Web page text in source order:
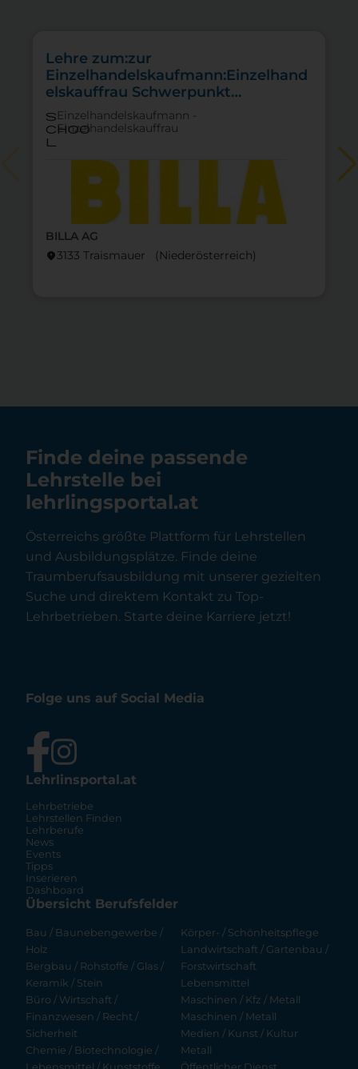
BILLA AG
location_on3133 Traismauer (Nieder­österreich)
Lehre zum:zur
Einzelhandelskaufmann:Einzelhand
elskauffrau Schwerpunkt
Feinkostfachverkauf
s
choo
l
Einzelhandelskaufmann -
Einzelhandelskauffrau
Finde deine passende
Lehrstelle bei
lehrlingsportal.at
Österreichs größte Plattform für Lehrstellen
und Ausbildungsplätze. Finde deine
Traumberufsausbildung mit unserer gezielten
Suche und direktem Kontakt zu Top-
Lehrbetrieben. Starte deine Karriere jetzt!
Folge uns auf Social Media
Lehrlinsportal.at
Lehrbetriebe
Lehrstellen Finden
Lehrberufe
News
Events
Tipps
Inserieren
Dashboard
Übersicht Berufsfelder
Bau / Baunebengewerbe /
Holz
Bergbau / Rohstoffe / Glas /
Keramik / Stein
Büro / Wirtschaft /
Finanzwesen / Recht /
Sicherheit
Chemie / Biotechnologie /
Körper- / Schönheitspflege
Landwirtschaft / Gartenbau /
Forstwirtschaft
Lebensmittel
Maschinen / Kfz / Metall
Maschinen / Metall
Medien / Kunst / Kultur
Metall